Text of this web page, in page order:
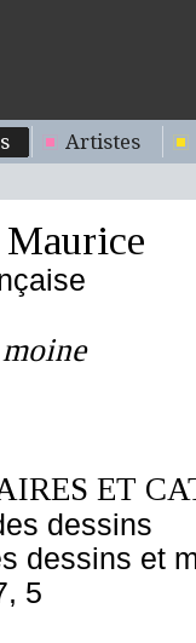
Artistes
ET
dessins
dessins et
5